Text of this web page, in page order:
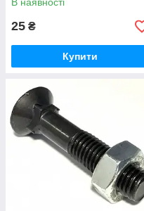
25 ₴
Купити